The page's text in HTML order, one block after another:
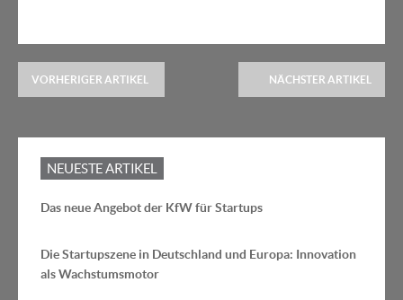
VORHERIGER ARTIKEL NÄCHSTER ARTIKEL
NEUESTE ARTIKEL
Das neue Angebot der KfW für Startups
Die Startupszene in Deutschland und Europa: Innovation
als Wachstumsmotor